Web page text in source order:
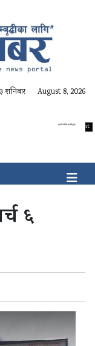
शनिबार August 8, 2026
६